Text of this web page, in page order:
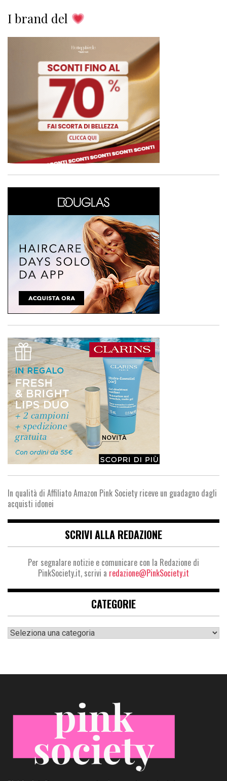
I brand del
In qualità di Affiliato Amazon Pink Society riceve un guadagno dagli
acquisti idonei
SCRIVI ALLA REDAZIONE
Per segnalare notizie e comunicare con la Redazione di
PinkSociety.it, scrivi a redazione@PinkSociety.it
CATEGORIE
Categorie